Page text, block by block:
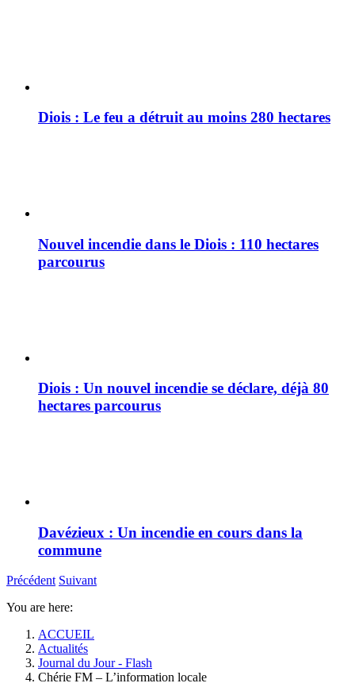
Diois : Le feu a détruit au moins 280 hectares
Nouvel incendie dans le Diois : 110 hectares
parcourus
Diois : Un nouvel incendie se déclare, déjà 80
hectares parcourus
Davézieux : Un incendie en cours dans la
commune
Précédent Suivant
You are here:
ACCUEIL
Actualités
Journal du Jour - Flash
Chérie FM – L’information locale